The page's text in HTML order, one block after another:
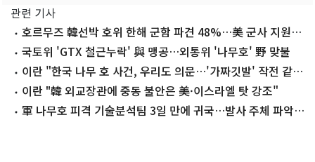
관련 기사
호르무즈 韓선박 호위 한해 군함 파견 48%…美 군사 지원
16%[갤럽]
국토위 'GTX 철근누락' 與 맹공…외통위 '나무호' 野 맞불
이란 "한국 나무 호 사건, 우리도 의문…'가짜깃발' 작전 같
다"(종합)
이란 "韓 외교장관에 중동 불안은 美·이스라엘 탓 강조"
軍 나무호 피격 기술분석팀 3일 만에 귀국…발사 주체 파악